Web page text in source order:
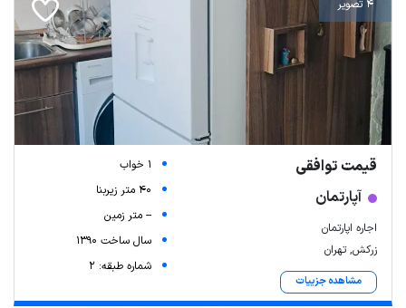
4 تصویر
قیمت توافقی
آپارتمان
اجاره اپارتمان
زرکش, تهران
مشاهده جزییات
1 خواب
40 متر زیربنا
-- متر زمین
سال ساخت 1390
شماره طبقه: 2